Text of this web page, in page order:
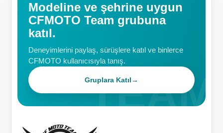
Modeline ve şehrine uygun
CFMOTO Team grubuna
katıl.
Deneyimlerini paylaş, sürüşlere katıl ve binlerce
CFMOTO kullanıcısıyla tanış.
Gruplara Katıl→